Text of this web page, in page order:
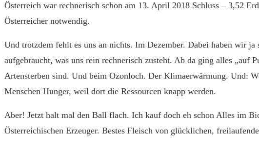
Österreich war rechnerisch schon am 13. April 2018 Schluss – 3,52
Österreicher notwendig.
Und trotzdem fehlt es uns an nichts. Im Dezember. Dabei haben wir ja
aufgebraucht, was uns rein rechnerisch zusteht. Ab da ging alles „auf
Artensterben sind. Und beim Ozonloch. Der Klimaerwärmung. Und:
Menschen Hunger, weil dort die Ressourcen knapp werden.
Aber! Jetzt halt mal den Ball flach. Ich kauf doch eh schon Alles im
Österreichischen Erzeuger. Bestes Fleisch von glücklichen,